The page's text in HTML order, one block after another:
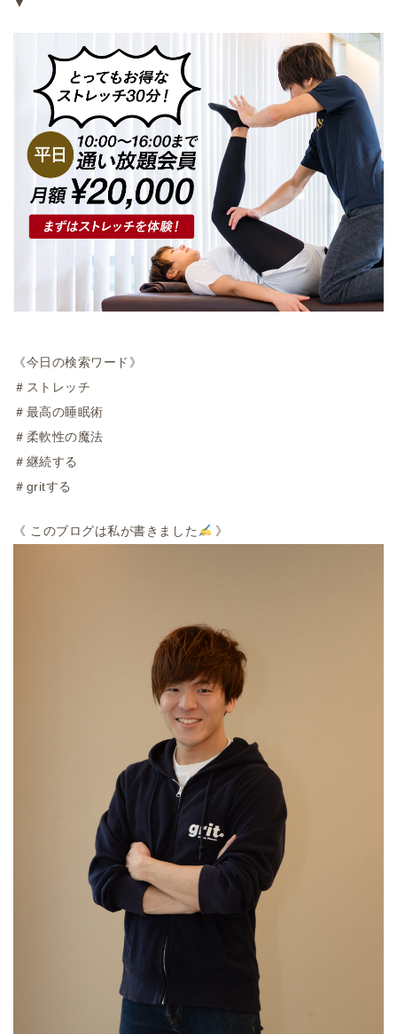
▼
《今日の検索ワード》
＃ストレッチ
＃最高の睡眠術
＃柔軟性の魔法
＃継続する
＃gritする
《 このブログは私が書きました 》